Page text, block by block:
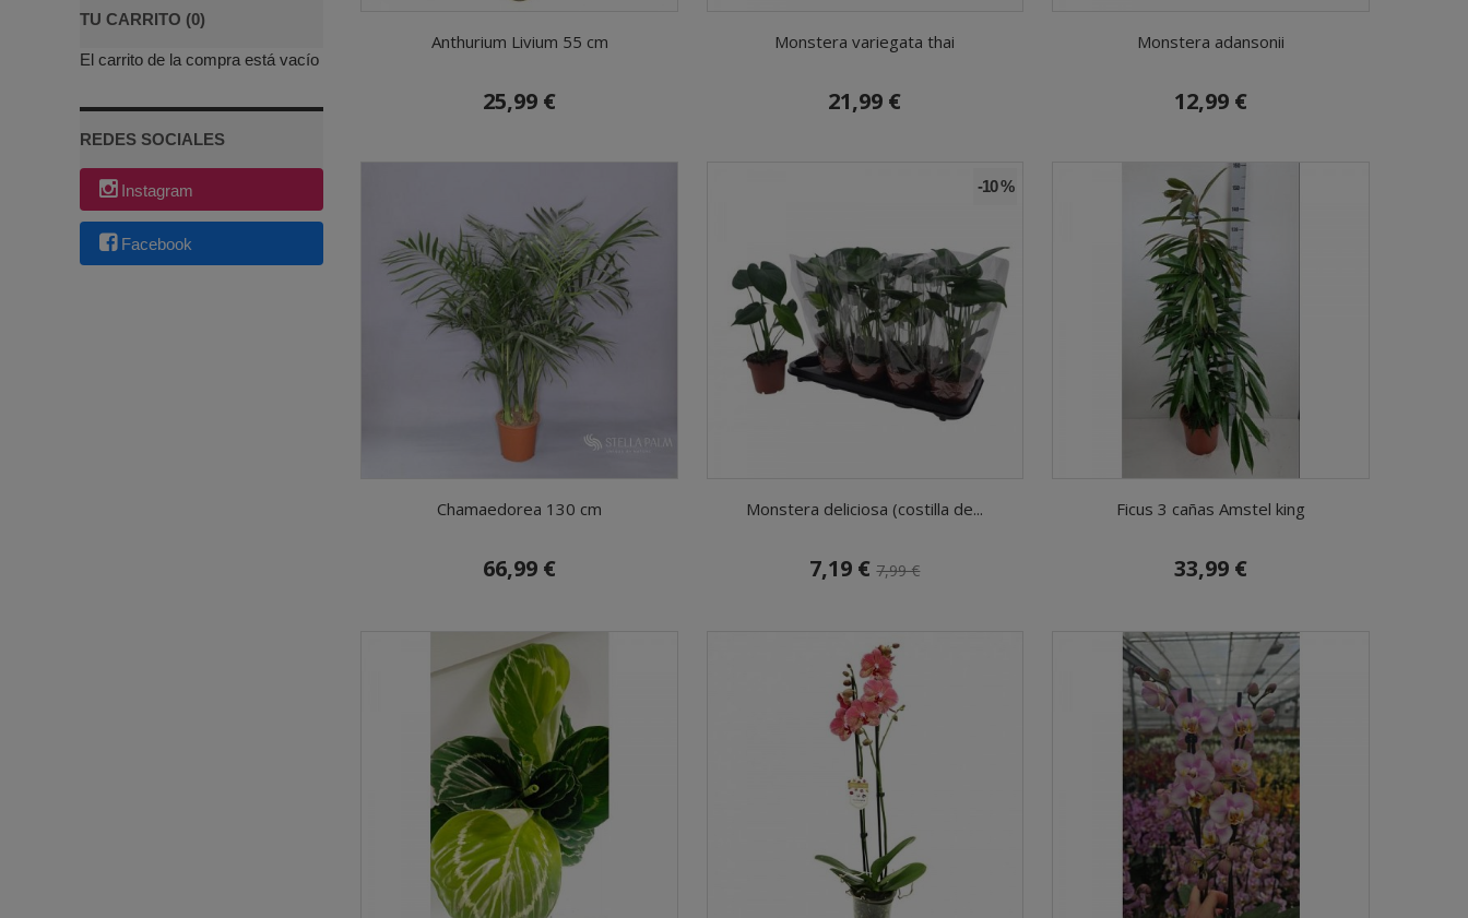
TU CARRITO (0)
El carrito de la compra está vacío
REDES SOCIALES
Instagram
Facebook
Anthurium Livium 55 cm
25,99 €
Monstera variegata thai
21,99 €
Monstera adansonii
12,99 €
Chamaedorea 130 cm
66,99 €
-10 %
Monstera deliciosa (costilla de...
7,19 €7,99 €
Ficus 3 cañas Amstel king
33,99 €